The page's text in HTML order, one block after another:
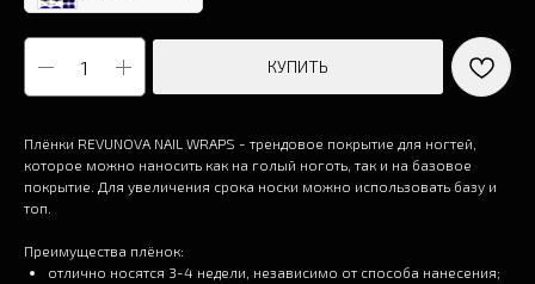
КУПИТЬ
Плёнки REVUNOVA NAIL WRAPS - трендовое покрытие для ногтей,
которое можно наносить как на голый ноготь, так и на базовое
покрытие. Для увеличения срока носки можно использовать базу и
топ.
Преимущества плёнок:
отлично носятся 3-4 недели, независимо от способа нанесения;